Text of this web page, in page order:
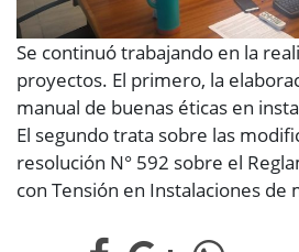
Se continuó trabajando en la
proyectos. El primero, la
manual de buenas éticas en
El segundo trata sobre las
resolución N° 592 sobre el
con Tensión en Instalaciones de